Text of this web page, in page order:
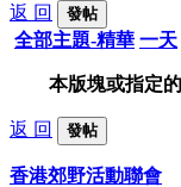
返 回 發帖
全部主題-精華 一天
本版塊或指定
返 回 發帖
香港郊野活動聯會